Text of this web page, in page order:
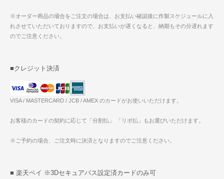
※オーダー商品の場合をご注文の場合は、お支払い確認後に作製スケジュールに入
れさせていただいておりますので、お支払いが遅くなると、納期もその分遅れます
のでご注意ください。
■クレジット決済
VISA / MASTERCARD / JCB / AMEX のカードがお使いいただけます。
お客様のカードの契約に応じて「分割払」 「リボ払」もお選びいただけます。
※ご予約の場合、ご注文時に決済となりますのでご注意ください。
■ 楽天ペイ ※3Dセキュアパス設定済カードのみ可